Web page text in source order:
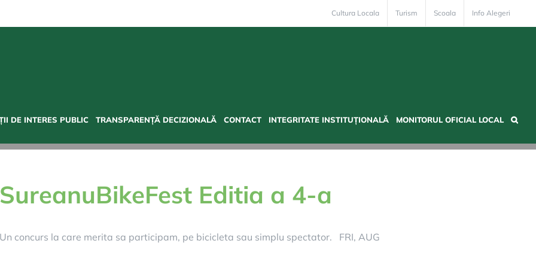
Cultura Locala Turism Scoala Info Alegeri
DE INTERES PUBLIC TRANSPARENȚĂ DECIZIONALĂ CONTACT INTEGRITATE INSTITUȚIONALĂ MONITORUL OFICIAL LOCAL
SureanuBikeFest Editia a 4-a
Un concurs la care merita sa participam, pe bicicleta sau simplu spectator. FRI, AUG